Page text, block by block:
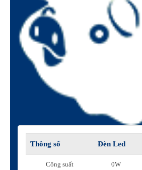
Thông số Đèn Led
Công suất 0W